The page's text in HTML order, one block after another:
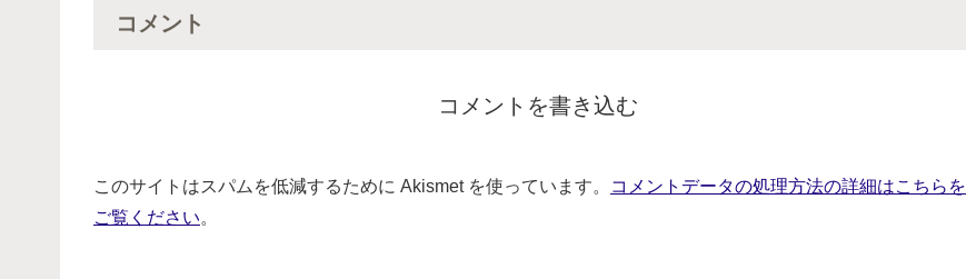
コメント
コメントを書き込む
このサイトはスパムを低減するために Akismet を使っています。
コメントデータの処理方法の詳細はこちらを
ご覧ください。